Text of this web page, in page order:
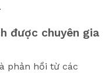
được chuyên gia
phản hồi từ các